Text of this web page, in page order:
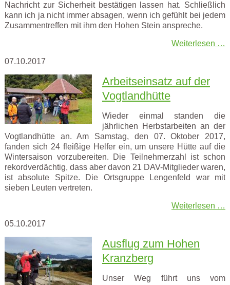
Nachricht zur Sicherheit bestätigen lassen hat. Schließlich
kann ich ja nicht immer absagen, wenn ich gefühlt bei jedem
Zusammentreffen mit ihm den Hohen Stein anspreche.
Weiterlesen …
07.10.2017
Arbeitseinsatz auf der
Vogtlandhütte
Wieder einmal standen die
jährlichen Herbstarbeiten an der
Vogtlandhütte an. Am Samstag, den 07. Oktober 2017,
fanden sich 24 fleißige Helfer ein, um unsere Hütte auf die
Wintersaison vorzubereiten. Die Teilnehmerzahl ist schon
rekordverdächtig, dass aber davon 21 DAV-Mitglieder waren,
ist absolute Spitze. Die Ortsgruppe Lengenfeld war mit
sieben Leuten vertreten.
Weiterlesen …
05.10.2017
Ausflug zum Hohen
Kranzberg
Unser Weg führt uns vom